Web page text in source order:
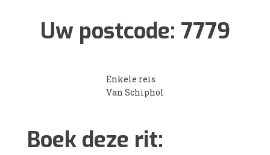
Uw postcode: 7779
Enkele reis
Van Schiphol
Boek deze rit: